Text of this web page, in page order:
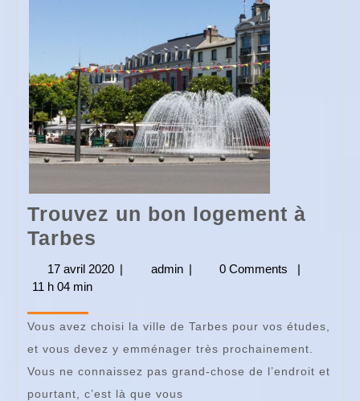
Trouvez un bon logement à
Tarbes
un
logement
à
Tarbes
17 avril 2020 17
| admin admin
| 0 Comments
|
11 h 04 min
Vous avez choisi la ville de Tarbes pour vos études,
et vous devez y emménager très prochainement.
Vous ne connaissez pas grand-chose de l’endroit et
pourtant, c’est là que vous